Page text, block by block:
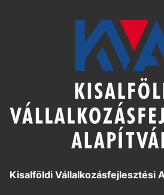
Kisalföldi Vállalkozásfejlesztési